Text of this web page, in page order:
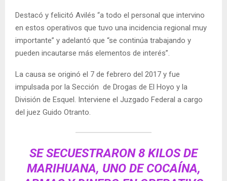
Destacó y felicitó Avilés “a todo el personal que intervino
en estos operativos que tuvo una incidencia regional muy
importante” y adelantó que “se continúa trabajando y
pueden incautarse más elementos de interés”.
La causa se originó el 7 de febrero del 2017 y fue
impulsada por la Sección de Drogas de El Hoyo y la
División de Esquel. Interviene el Juzgado Federal a cargo
del juez Guido Otranto.
SE SECUESTRARON 8 KILOS DE
MARIHUANA, UNO DE COCAÍNA,